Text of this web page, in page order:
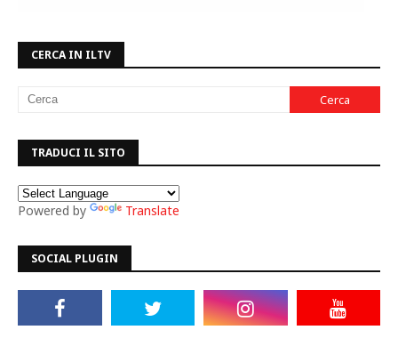
CERCA IN ILTV
TRADUCI IL SITO
Powered by Translate
SOCIAL PLUGIN